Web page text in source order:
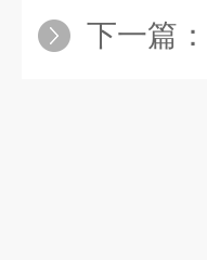
下一篇：